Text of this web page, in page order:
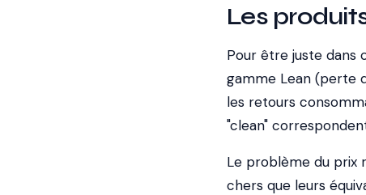
Les
Pour être juste dans
gamme Lean (perte
les retours
"clean"
Le problème du prix
chers que leurs